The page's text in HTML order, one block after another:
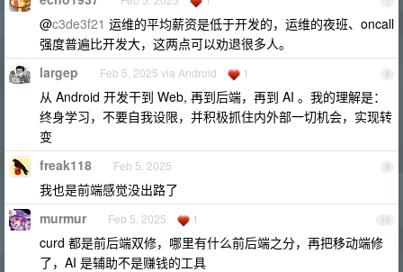
@c3de3f21 运维的平均薪资是低于开发的，运维的夜班、oncall
强度普遍比开发大，这两点可以劝退很多人。
8
largep Feb 5, 2025 via Android 1
从 Android 开发干到 Web, 再到后端，再到 AI 。我的理解是：
终身学习，不要自我设限，并积极抓住内外部一切机会，实现转
变
9
freak118 Feb 5, 2025
我也是前端感觉没出路了
10
murmur Feb 5, 2025 1
curd 都是前后端双修，哪里有什么前后端之分，再把移动端修
了，AI 是辅助不是赚钱的工具